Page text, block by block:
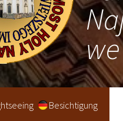
Besichtigung